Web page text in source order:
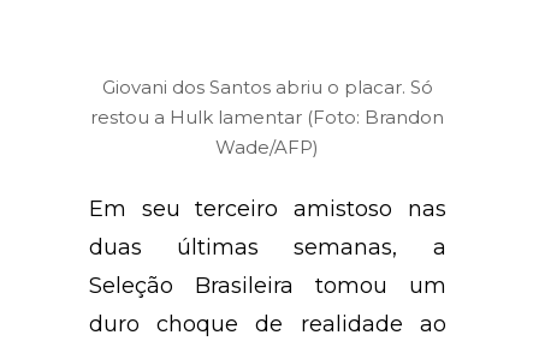
Giovani dos Santos abriu o placar. Só
restou a Hulk lamentar (Foto: Brandon
Wade/AFP)
Em seu terceiro amistoso nas
duas últimas semanas, a
Seleção Brasileira tomou um
duro choque de realidade ao